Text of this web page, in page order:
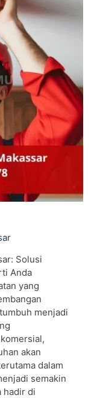
Solusi
Anda
yang
menjadi
akan
dalam
semakin
hadir di